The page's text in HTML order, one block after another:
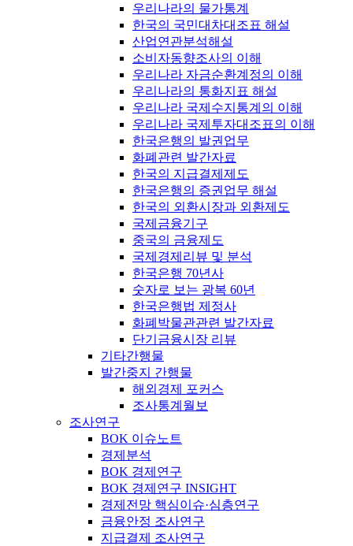
우리나라의 물가통계
한국의 국민대차대조표 해설
산업연관분석해설
소비자동향조사의 이해
우리나라 자금순환계정의 이해
우리나라의 통화지표 해설
우리나라 국제수지통계의 이해
우리나라 국제투자대조표의 이해
한국은행의 발권업무
화폐관련 발간자료
한국의 지급결제제도
한국은행의 증권업무 해설
한국의 외환시장과 외환제도
국제금융기구
중국의 금융제도
국제경제리뷰 및 분석
한국은행 70년사
숫자로 보는 광복 60년
한국은행법 제정사
화폐박물관관련 발간자료
단기금융시장 리뷰
기타간행물
발간중지 간행물
해외경제 포커스
조사통계월보
조사연구
BOK 이슈노트
경제분석
BOK 경제연구
BOK 경제연구 INSIGHT
경제전망 핵심이슈·심층연구
금융안정 조사연구
지급결제 조사연구